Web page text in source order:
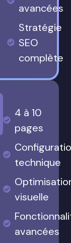
avancées
Stratégie
SEO
complète
4 à 10
pages
technique
visuelle
avancées